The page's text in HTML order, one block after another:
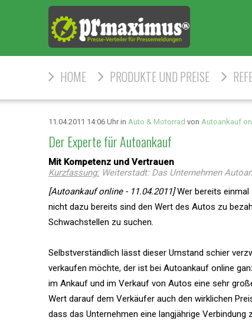
HOME PRODUKTE UND PREISE
11.04.2011 14:06 Uhr in Auto & Motorrad von Autoankauf
Der Experte für Autoankauf
Mit Kompetenz und Vertrauen
Kurzfassung:Weiterstadt: Das Unternehmen
[Autoankauf online - 11.04.2011]Wer bereits einmal
nicht dazu bereits sind den Wert des Autos zu
Schwachstellen zu suchen.
Selbstverständlich lässt dieser Umstand schier
verkaufen möchte, der ist bei Autoankauf online
im Ankauf und im Verkauf von Autos eine sehr
Wert darauf dem Verkäufer auch den wirklichen
dass das Unternehmen eine langjährige Verbindung